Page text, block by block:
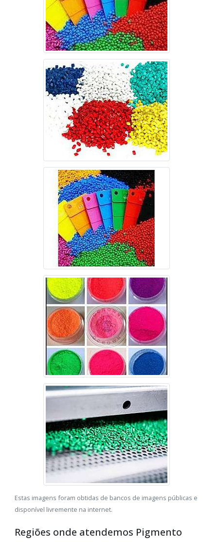
Estas imagens foram obtidas de bancos de imagens públicas e
disponível livremente na internet.
Regiões onde atendemos Pigmento